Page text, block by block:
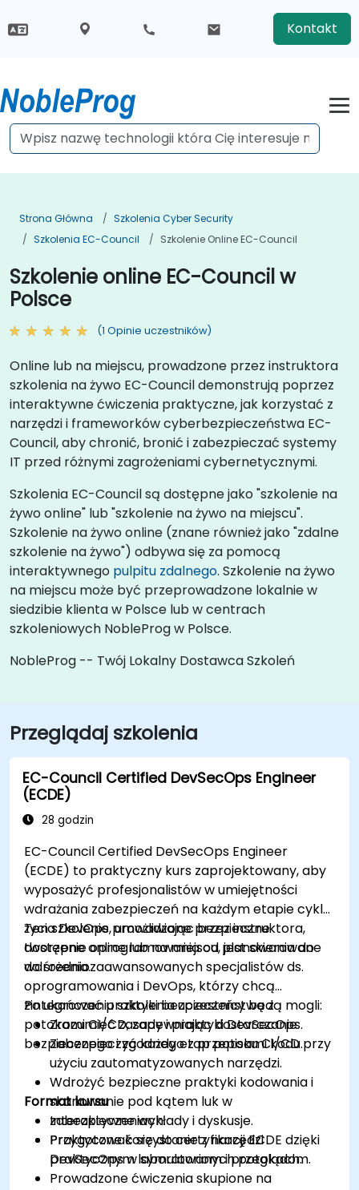
Kontakt
Strona Główna
Szkolenia Cyber Security
Szkolenia EC-Council
Szkolenie Online EC-Council
Szkolenie online EC-Council w
Polsce
(1 Opinie uczestników)
Online lub na miejscu, prowadzone przez instruktora
szkolenia na żywo EC-Council demonstrują poprzez
interaktywne ćwiczenia praktyczne, jak korzystać z
narzędzi i frameworków cyberbezpieczeństwa EC-
Council, aby chronić, bronić i zabezpieczać systemy
IT przed różnymi zagrożeniami cybernetycznymi.
Szkolenia EC-Council są dostępne jako "szkolenie na
żywo online" lub "szkolenie na żywo na miejscu".
Szkolenie na żywo online (znane również jako "zdalne
szkolenie na żywo") odbywa się za pomocą
interaktywnego pulpitu zdalnego. Szkolenie na żywo
na miejscu może być przeprowadzone lokalnie w
siedzibie klienta w Polsce lub w centrach
szkoleniowych NobleProg w Polsce.
NobleProg -- Twój Lokalny Dostawca Szkoleń
Przeglądaj szkolenia
EC-Council Certified DevSecOps Engineer
(ECDE)
28 godzin
EC-Council Certified DevSecOps Engineer
(ECDE) to praktyczny kurs zaprojektowany, aby
wyposażyć profesjonalistów w umiejętności
wdrażania zabezpieczeń na każdym etapie cyklu
życia DevOps, umożliwiając bezpieczne
tworzenie oprogramowania od planowania do
wdrożenia.
Ten szkolenie prowadzone przez instruktora,
dostępne online lub na miejscu, jest skierowane
do średniozaawansowanych specjalistów ds.
oprogramowania i DevOps, którzy chcą
zintegrować praktyki bezpieczeństwa z
potokami CI/CD, zapewniając dostarczanie
bezpiecznego i zgodnego z przepisami kodu.
Po ukończeniu szkolenia uczestnicy będą mogli:
Zrozumieć zasady i praktyki DevSecOps.
Zabezpieczyć każdy etap potoku CI/CD przy
użyciu zautomatyzowanych narzędzi.
Wdrożyć bezpieczne praktyki kodowania i
skanowanie pod kątem luk w
zabezpieczeniach.
Przygotować się do certyfikacji ECDE dzięki
praktycznym laboratoriom i przeglądom.
Format kursu
Interaktywne wykłady i dyskusje.
Praktyczne korzystanie z narzędzi
DevSecOps w symulowanych potokach.
Prowadzone ćwiczenia skupione na